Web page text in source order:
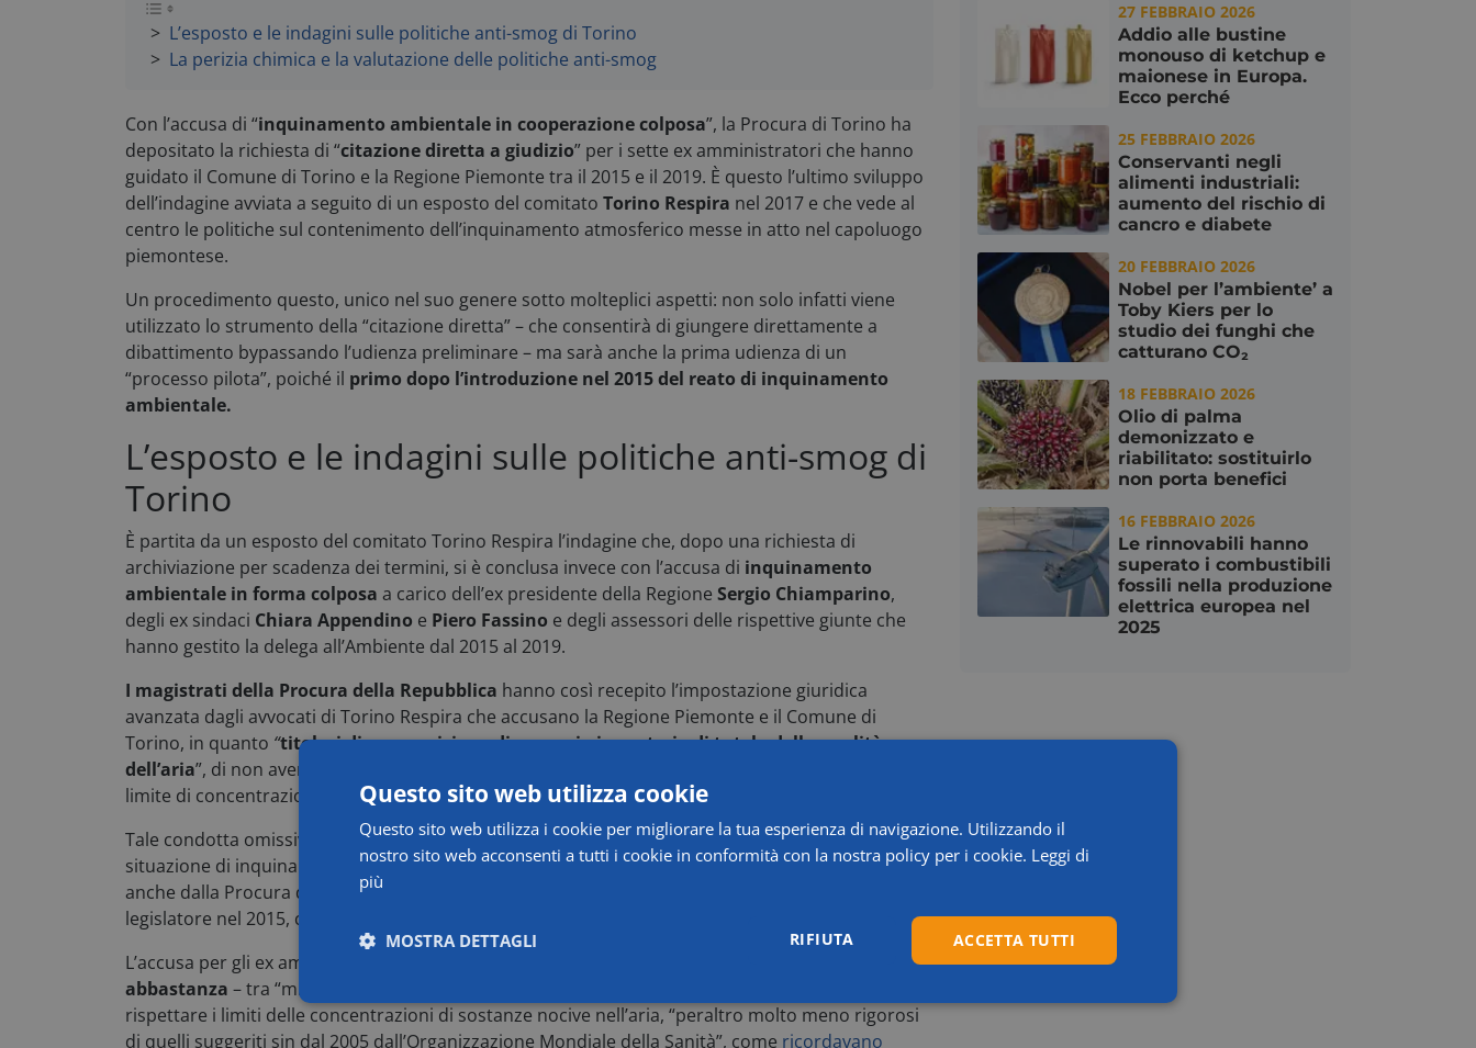
L’esposto e le indagini sulle politiche anti-smog di Torino
La perizia chimica e la valutazione delle politiche anti-smog
Con l’accusa di “inquinamento ambientale in cooperazione colposa”, la Procura di Torino ha
depositato la richiesta di “citazione diretta a giudizio” per i sette ex amministratori che hanno
guidato il Comune di Torino e la Regione Piemonte tra il 2015 e il 2019. È questo l’ultimo sviluppo
dell’indagine avviata a seguito di un esposto del comitato Torino Respira nel 2017 e che vede al
centro le politiche sul contenimento dell’inquinamento atmosferico messe in atto nel capoluogo
piemontese.
Un procedimento questo, unico nel suo genere sotto molteplici aspetti: non solo infatti viene
utilizzato lo strumento della “citazione diretta” – che consentirà di giungere direttamente a
dibattimento bypassando l’udienza preliminare – ma sarà anche la prima udienza di un
“processo pilota”, poiché il primo dopo l’introduzione nel 2015 del reato di inquinamento
ambientale.
L’esposto e le indagini sulle politiche anti-smog di
Torino
È partita da un esposto del comitato Torino Respira l’indagine che, dopo una richiesta di
archiviazione per scadenza dei termini, si è conclusa invece con l’accusa di inquinamento
ambientale in forma colposa a carico dell’ex presidente della Regione Sergio Chiamparino,
degli ex sindaci Chiara Appendino e Piero Fassino e degli assessori delle rispettive giunte che
hanno gestito la delega all’Ambiente dal 2015 al 2019.
I magistrati della Procura della Repubblica hanno così recepito l’impostazione giuridica
avanzata dagli avvocati di Torino Respira che accusano la Regione Piemonte e il Comune di
Torino, in quanto “titolari di una posizione di garanzia in materia di tutela della qualità
dell’aria”, di non aver adottato negli anni “misure adeguate a raggiungere il rispetto dei valori
limite di concentrazione degli inquinanti nell’aria previsti dalla normativa vigente”.
Tale condotta omissiva, ha ribadito negli anni l’accusa, “ha concorso a cagionare la grave
situazione di inquinamento che affliggel’aria di Torinoe può integrare, così come ora ipotizzato
anche dalla Procura della Repubblica, il reato di inquinamento ambientale introdotto dal
legislatore nel 2015, che prevede una responsabilità anche a titolo colposo
L’accusa per gli examministratori pubblici regionali e comunali
di non aver fatto
abbastanza – tra “misure inadeguate”, “interventi mancati”, “imprudenza”, “negligenza” – per
rispettare i limiti delle concentrazioni di sostanze nocive nell’aria, “peraltro molto meno rigorosi
di quelli suggeriti sin dal 2005 dall’Organizzazione Mondiale della Sanità”, come ricordavano
27 FEBBRAIO 2026
Addio alle bustine
monouso di ketchup e
maionese in Europa.
Ecco perché
25 FEBBRAIO 2026
Conservanti negli
alimenti industriali:
aumento del rischio di
cancro e diabete
20 FEBBRAIO 2026
Nobel per l’ambiente’ a
Toby Kiers per lo
studio dei funghi che
catturano CO₂
18 FEBBRAIO 2026
Olio di palma
demonizzato e
riabilitato: sostituirlo
non porta benefici
16 FEBBRAIO 2026
Le rinnovabili hanno
superato i combustibili
fossili nella produzione
elettrica europea nel
2025
Questo sito web utilizza cookie
Questo sito web utilizza i cookie per migliorare la tua esperienza di navigazione. Utilizzando il
nostro sito web acconsenti a tutti i cookie in conformità con la nostra policy per i cookie. Leggi di
più
ACCETTA TUTTI
RIFIUTA
MOSTRA DETTAGLI
Necessari Statistici Marketing Preferenze